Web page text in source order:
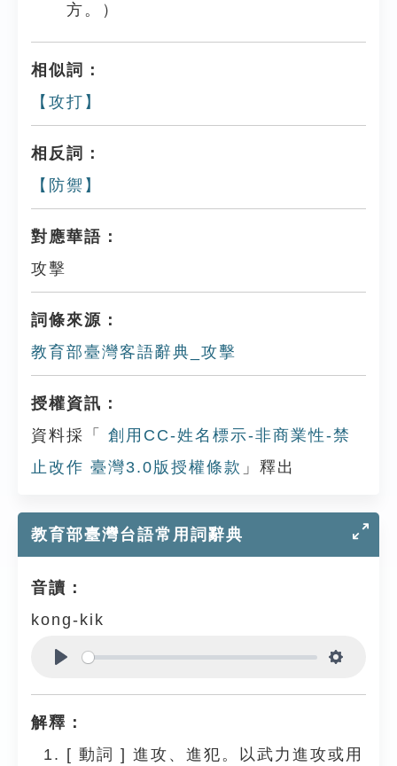
方。）
相似詞：
【攻打】
相反詞：
【防禦】
對應華語：
攻擊
詞條來源：
教育部臺灣客語辭典_攻擊
授權資訊：
資料採「
創用CC-姓名標示-非商業性-禁
止改作 臺灣3.0版授權條款 」釋出
教育部臺灣台語常用詞辭典
音讀：
kong-kik
解釋：
[ 動詞 ] 進攻、進犯。以武力進攻或用